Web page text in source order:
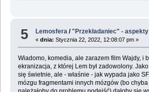
5 Lemosfera /"Przekładaniec" -
«dnia: Stycznia 22, 2022, 12:08:07 pm »
Wiadomo, komedia, ale zarazem film Wajdy, i
ekranizacja, z której Lem był zadowolony.
się świetnie, ale - właśnie - jak wypada jako
mózgu fragmentami innych mózgów (bo